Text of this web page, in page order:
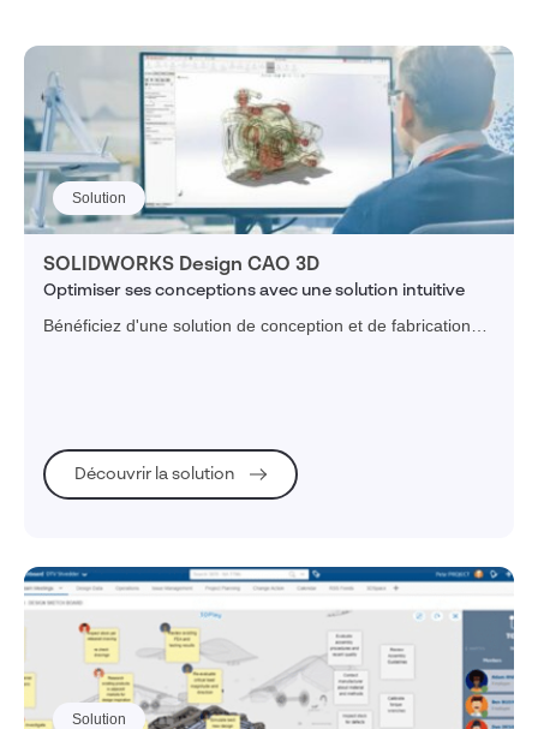
Solution
SOLIDWORKS Design CAO 3D
Optimiser ses conceptions avec une solution intuitive
Bénéficiez d'une solution de conception et de fabrication
Découvrir la solution
Solution